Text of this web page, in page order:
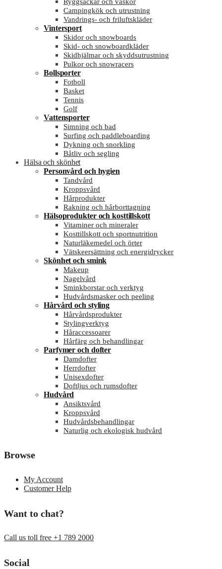
Campingkök och utrustning
Vandrings- och friluftskläder
Vintersport
Skidor och snowboards
Skid- och snowboardkläder
Skidhjälmar och skyddsutrustning
Pulkor och snowracers
Bollsporter
Fotboll
Basket
Tennis
Golf
Vattensporter
Simning och bad
Surfing och paddleboarding
Dykning och snorkling
Båtliv och segling
Hälsa och skönhet
Personvård och hygien
Tandvård
Kroppsvård
Hårprodukter
Rakning och hårborttagning
Hälsoprodukter och kosttillskott
Vitaminer och mineraler
Kosttillskott och sportnutrition
Naturläkemedel och örter
Vätskeersättning och energidrycker
Skönhet och smink
Makeup
Nagelvård
Sminkborstar och verktyg
Hudvårdsmasker och peeling
Hårvård och styling
Hårvårdsprodukter
Stylingverktyg
Håraccessoarer
Hårfärg och behandlingar
Parfymer och dofter
Damdofter
Herrdofter
Unisexdofter
Doftljus och rumsdofter
Hudvård
Ansiktsvård
Kroppsvård
Hudvårdsbehandlingar
Naturlig och ekologisk hudvård
Browse
My Account
Customer Help
Want to chat?
Call us toll free +1 789 2000
Social